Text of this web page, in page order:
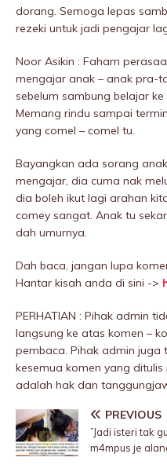
dorang. Semoga lepas
rezeki untuk jadi pengajar
Noor Asikin : Faham
mengajar anak – anak pra-
sebelum sambung belajar
Memang rindu sampai
yang comel – comel tu.
Bayangkan ada sorang
mengajar, dia cuma nak
dia boleh ikut lagi arahan
comey sangat. Anak tu
dah umurnya.
Dah baca, jangan lupa
Hantar kisah anda di sini ->
PERHATIAN : Pihak admin
langsung ke atas komen –
pembaca. Pihak admin
kesemua komen yang
adalah hak dan
PREVIOUS
”Jadi isteri tak
m4mpus je